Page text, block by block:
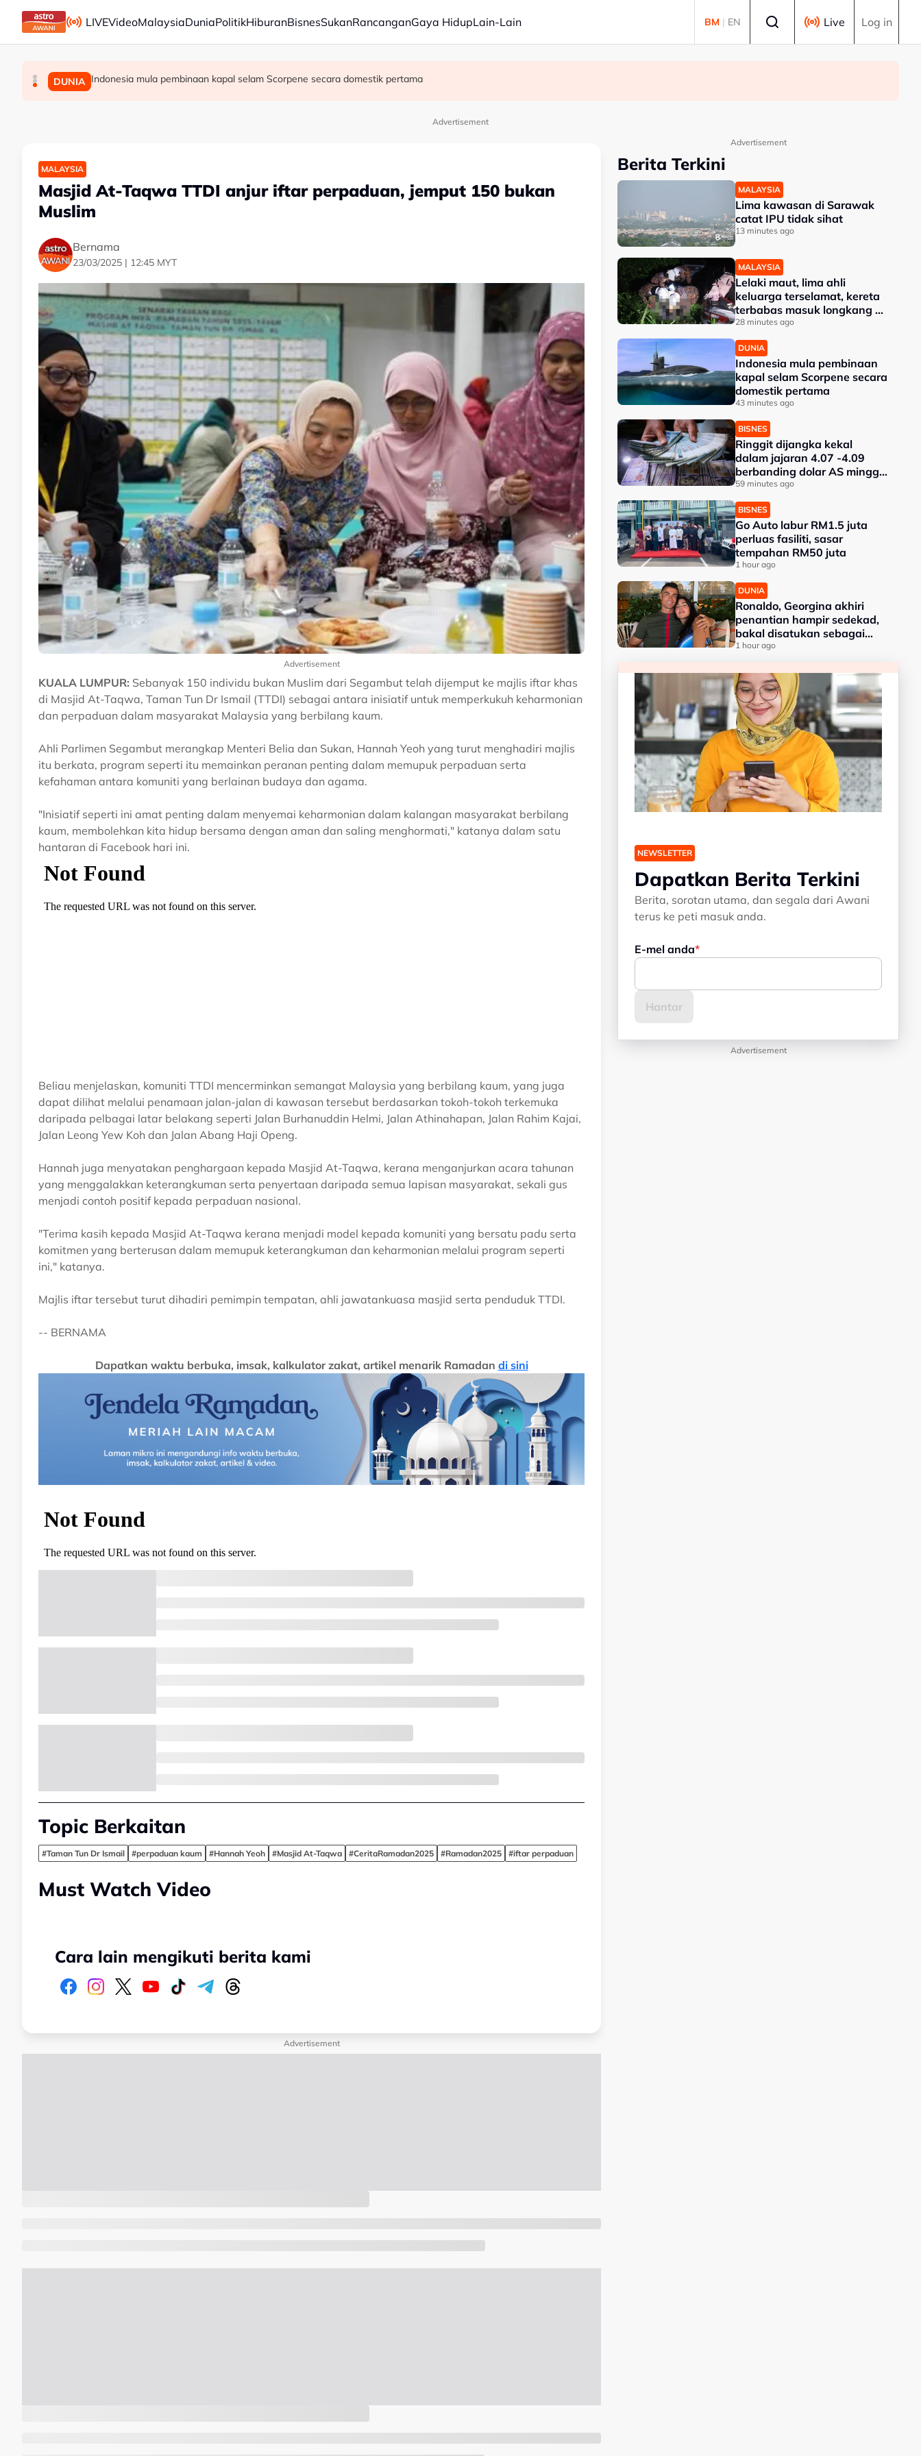
Skip to main content
LIVEVideoMalaysiaDuniaPolitikHiburanBisnesSukanRancanganGaya HidupLain-Lain BM | EN Live Log in
MALAYSIA Lima kawasan di Sarawak catat IPU tidak sihat
MALAYSIA Lelaki maut, lima ahli keluarga terselamat, kereta terbabas masuk longkang di Kampung Gajah
DUNIA Indonesia mula pembinaan kapal selam Scorpene secara domestik pertama
Advertisement
MALAYSIA
Masjid At-Taqwa TTDI anjur iftar perpaduan, jemput 150 bukan
Muslim
Bernama
23/03/2025 | 12:45 MYT
Advertisement
KUALA LUMPUR: Sebanyak 150 individu bukan Muslim dari Segambut telah dijemput ke majlis iftar khas
di Masjid At-Taqwa, Taman Tun Dr Ismail (TTDI) sebagai antara inisiatif untuk memperkukuh keharmonian
dan perpaduan dalam masyarakat Malaysia yang berbilang kaum.
Ahli Parlimen Segambut merangkap Menteri Belia dan Sukan, Hannah Yeoh yang turut menghadiri majlis
itu berkata, program seperti itu memainkan peranan penting dalam memupuk perpaduan serta
kefahaman antara komuniti yang berlainan budaya dan agama.
"Inisiatif seperti ini amat penting dalam menyemai keharmonian dalam kalangan masyarakat berbilang
kaum, membolehkan kita hidup bersama dengan aman dan saling menghormati," katanya dalam satu
hantaran di Facebook hari ini.
Beliau menjelaskan, komuniti TTDI mencerminkan semangat Malaysia yang berbilang kaum, yang juga
dapat dilihat melalui penamaan jalan-jalan di kawasan tersebut berdasarkan tokoh-tokoh terkemuka
daripada pelbagai latar belakang seperti Jalan Burhanuddin Helmi, Jalan Athinahapan, Jalan Rahim Kajai,
Jalan Leong Yew Koh dan Jalan Abang Haji Openg.
Hannah juga menyatakan penghargaan kepada Masjid At-Taqwa, kerana menganjurkan acara tahunan
yang menggalakkan keterangkuman serta penyertaan daripada semua lapisan masyarakat, sekali gus
menjadi contoh positif kepada perpaduan nasional.
"Terima kasih kepada Masjid At-Taqwa kerana menjadi model kepada komuniti yang bersatu padu serta
komitmen yang berterusan dalam memupuk keterangkuman dan keharmonian melalui program seperti
ini," katanya.
Majlis iftar tersebut turut dihadiri pemimpin tempatan, ahli jawatankuasa masjid serta penduduk TTDI.
-- BERNAMA
Dapatkan waktu berbuka, imsak, kalkulator zakat, artikel menarik Ramadan di sini
Topic Berkaitan
#Taman Tun Dr Ismail #perpaduan kaum #Hannah Yeoh #Masjid At-Taqwa #CeritaRamadan2025 #Ramadan2025 #iftar perpaduan
Must Watch Video
Cara lain mengikuti berita kami
Advertisement
Advertisement
Berita Terkini
MALAYSIA
Lima kawasan di Sarawak
catat IPU tidak sihat
13 minutes ago
MALAYSIA
Lelaki maut, lima ahli
keluarga terselamat, kereta
terbabas masuk longkang di
Kampung Gajah
28 minutes ago
DUNIA
Indonesia mula pembinaan
kapal selam Scorpene secara
domestik pertama
43 minutes ago
BISNES
Ringgit dijangka kekal
dalam jajaran 4.07 -4.09
berbanding dolar AS minggu
depan
59 minutes ago
BISNES
Go Auto labur RM1.5 juta
perluas fasiliti, sasar
tempahan RM50 juta
1 hour ago
DUNIA
Ronaldo, Georgina akhiri
penantian hampir sedekad,
bakal disatukan sebagai
suami isteri
1 hour ago
NEWSLETTER
Dapatkan Berita Terkini
Berita, sorotan utama, dan segala dari Awani
terus ke peti masuk anda.
E-mel anda
Advertisement